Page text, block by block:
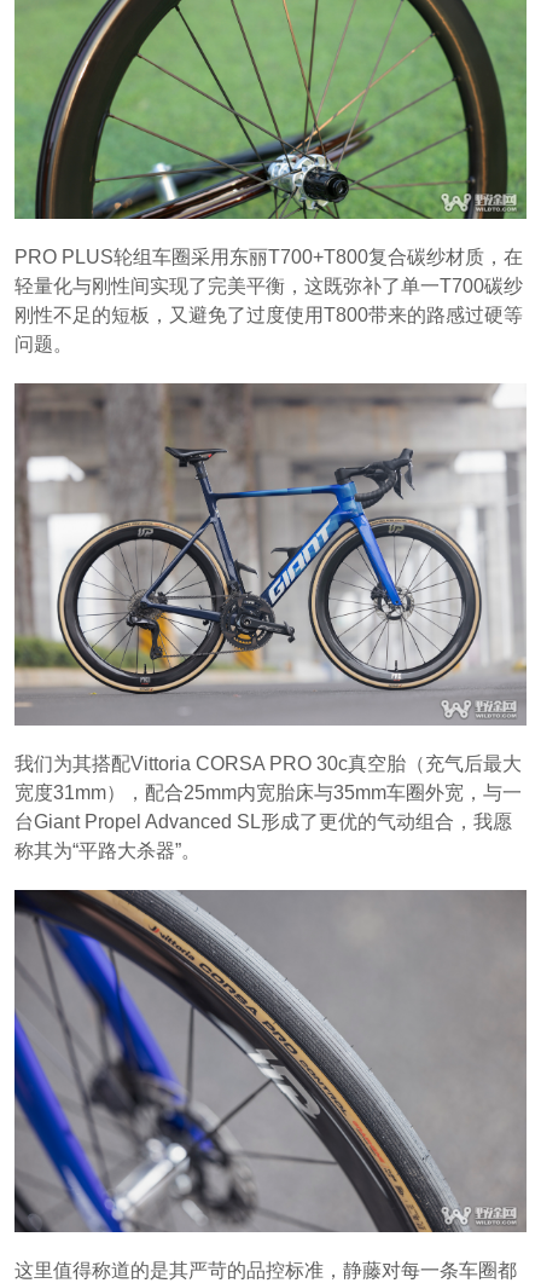
PRO PLUS轮组车圈采用东丽T700+T800复合碳纱材质，在
轻量化与刚性间实现了完美平衡，这既弥补了单一T700碳纱
刚性不足的短板，又避免了过度使用T800带来的路感过硬等
问题。
我们为其搭配Vittoria CORSA PRO 30c真空胎（充气后最大
宽度31mm），配合25mm内宽胎床与35mm车圈外宽，与一
台Giant Propel Advanced SL形成了更优的气动组合，我愿
称其为“平路大杀器”。
这里值得称道的是其严苛的品控标准，静藤对每一条车圈都